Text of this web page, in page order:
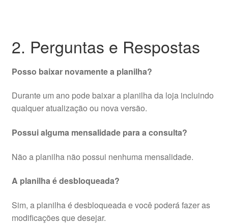
2. Perguntas e Respostas
Posso baixar novamente a planilha?
Durante um ano pode baixar a planilha da loja incluindo
qualquer atualização ou nova versão.
Possui alguma mensalidade para a consulta?
Não a planilha não possui nenhuma mensalidade.
A planilha é desbloqueada?
Sim, a planilha é desbloqueada e você poderá fazer as
modificações que desejar.